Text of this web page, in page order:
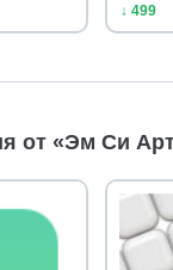
↓ 499
от «Эм Си